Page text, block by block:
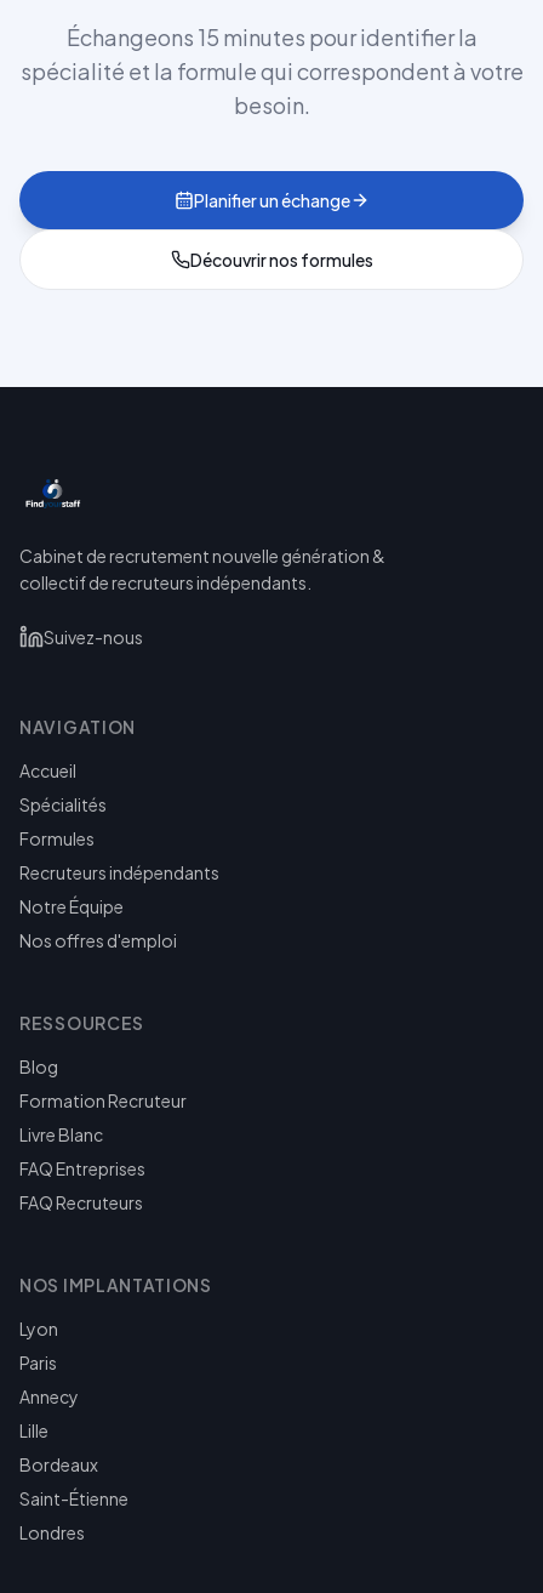
Échangeons 15 minutes pour identifier la
spécialité et la formule qui correspondent à votre
besoin.
Planifier un échange
Découvrir nos formules
Cabinet de recrutement nouvelle génération &
collectif de recruteurs indépendants.
Suivez-nous
NAVIGATION
Accueil
Spécialités
Formules
Recruteurs indépendants
Notre Équipe
Nos offres d'emploi
RESSOURCES
Blog
Formation Recruteur
Livre Blanc
FAQ Entreprises
FAQ Recruteurs
NOS IMPLANTATIONS
Lyon
Paris
Annecy
Lille
Bordeaux
Saint-Étienne
Londres